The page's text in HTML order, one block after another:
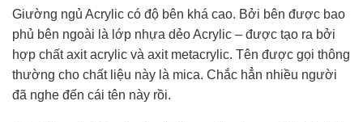
Giường ngủ Acrylic có độ bên khá cao. Bởi bên được bao
phủ bên ngoài là lớp nhựa dẻo Acrylic – được tạo ra bởi
hợp chất axit acrylic và axit metacrylic. Tên được gọi thông
thường cho chất liệu này là mica. Chắc hẳn nhiều người
đã nghe đến cái tên này rồi.